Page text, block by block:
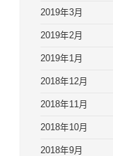
2019年3月
2019年2月
2019年1月
2018年12月
2018年11月
2018年10月
2018年9月